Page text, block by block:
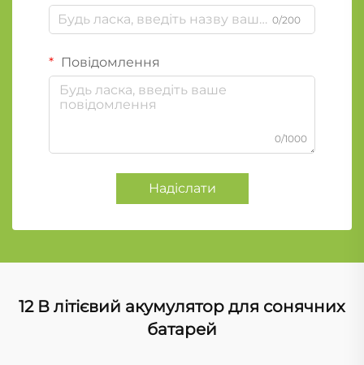
0/200
Повідомлення
0/1000
Надіслати
12 В літієвий акумулятор для сонячних
батарей